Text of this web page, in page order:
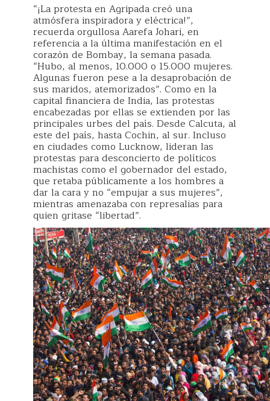
“¡La protesta en Agripada creó una
atmósfera inspiradora y eléctrica!”,
recuerda orgullosa Aarefa Johari, en
referencia a la última manifestación en el
corazón de Bombay, la semana pasada.
“Hubo, al menos, 10.000 o 15.000 mujeres.
Algunas fueron pese a la desaprobación de
sus maridos, atemorizados”. Como en la
capital financiera de India, las protestas
encabezadas por ellas se extienden por las
principales urbes del país. Desde Calcuta, al
este del país, hasta Cochin, al sur. Incluso
en ciudades como Lucknow, lideran las
protestas para desconcierto de políticos
machistas como el gobernador del estado,
que retaba públicamente a los hombres a
dar la cara y no “empujar a sus mujeres”,
mientras amenazaba con represalias para
quien gritase “libertad”.